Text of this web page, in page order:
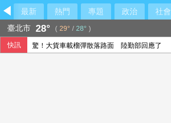
最新 熱門 專題 政治 社會
臺北市 28° ( 29° / 28° )
快訊 驚！大貨車載榴彈散落路面 陸勤部回應了